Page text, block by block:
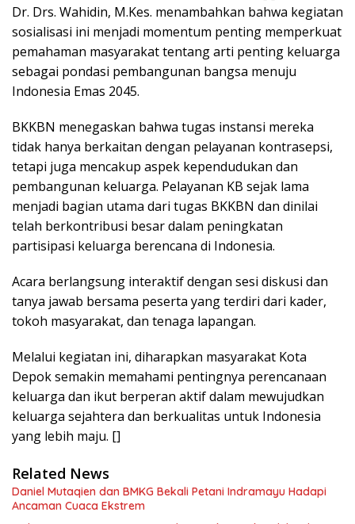
Dr. Drs. Wahidin, M.Kes. menambahkan bahwa kegiatan
sosialisasi ini menjadi momentum penting memperkuat
pemahaman masyarakat tentang arti penting keluarga
sebagai pondasi pembangunan bangsa menuju
Indonesia Emas 2045.
BKKBN menegaskan bahwa tugas instansi mereka
tidak hanya berkaitan dengan pelayanan kontrasepsi,
tetapi juga mencakup aspek kependudukan dan
pembangunan keluarga. Pelayanan KB sejak lama
menjadi bagian utama dari tugas BKKBN dan dinilai
telah berkontribusi besar dalam peningkatan
partisipasi keluarga berencana di Indonesia.
Acara berlangsung interaktif dengan sesi diskusi dan
tanya jawab bersama peserta yang terdiri dari kader,
tokoh masyarakat, dan tenaga lapangan.
Melalui kegiatan ini, diharapkan masyarakat Kota
Depok semakin memahami pentingnya perencanaan
keluarga dan ikut berperan aktif dalam mewujudkan
keluarga sejahtera dan berkualitas untuk Indonesia
yang lebih maju. []
Related News
Daniel Mutaqien dan BMKG Bekali Petani Indramayu Hadapi
Ancaman Cuaca Ekstrem